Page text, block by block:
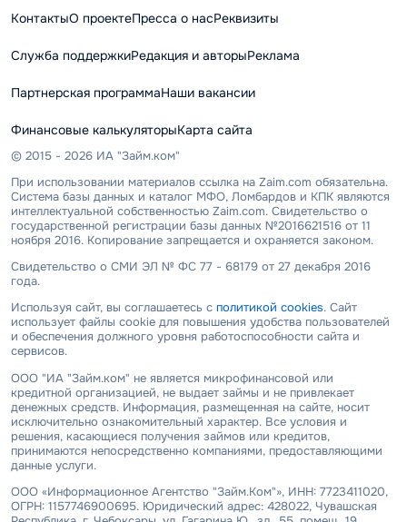
КонтактыО проектеПресса о насРеквизиты
Служба поддержкиРедакция и авторыРеклама
Партнерская программаНаши вакансии
Финансовые калькуляторыКарта сайта
© 2015 - 2026 ИА "Займ.ком"
При использовании материалов ссылка на Zaim.com обязательна.
Система базы данных и каталог МФО, Ломбардов и КПК являются
интеллектуальной собственностью Zaim.com. Свидетельство о
государственной регистрации базы данных №2016621516 от 11
ноября 2016. Копирование запрещается и охраняется законом.
Свидетельство о СМИ ЭЛ № ФС 77 - 68179 от 27 декабря 2016
года.
Используя сайт, вы соглашаетесь с политикой cookies. Сайт
использует файлы cookie для повышения удобства пользователей
и обеспечения должного уровня работоспособности сайта и
сервисов.
ООО "ИА "Займ.ком" не является микрофинансовой или
кредитной организацией, не выдает займы и не привлекает
денежных средств. Информация, размещенная на сайте, носит
исключительно ознакомительный характер. Все условия и
решения, касающиеся получения займов или кредитов,
принимаются непосредственно компаниями, предоставляющими
данные услуги.
ООО «Информационное Агентство "Займ.Ком"», ИНН: 7723411020,
ОГРН: 1157746900695. Юридический адрес: 428022, Чувашская